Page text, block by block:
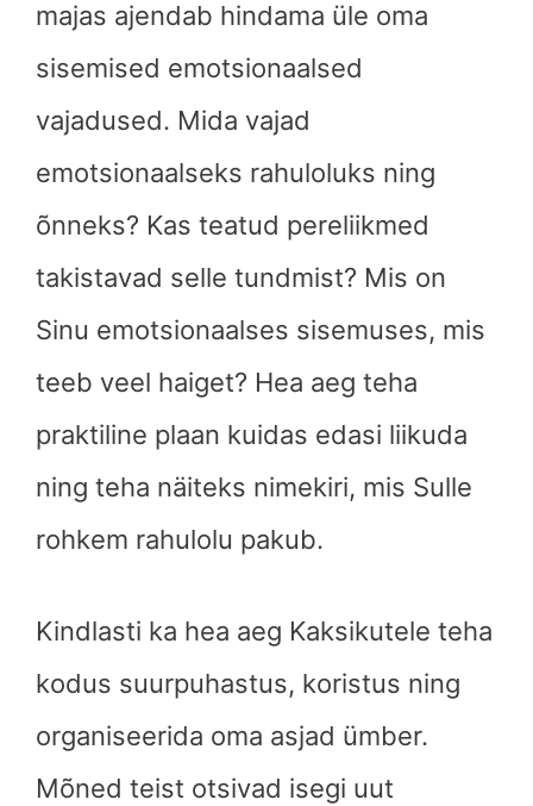
majas ajendab hindama üle oma
sisemised emotsionaalsed
vajadused. Mida vajad
emotsionaalseks rahuloluks ning
õnneks? Kas teatud pereliikmed
takistavad selle tundmist? Mis on
Sinu emotsionaalses sisemuses, mis
teeb veel haiget? Hea aeg teha
praktiline plaan kuidas edasi liikuda
ning teha näiteks nimekiri, mis Sulle
rohkem rahulolu pakub.
Kindlasti ka hea aeg Kaksikutele teha
kodus suurpuhastus, koristus ning
organiseerida oma asjad ümber.
Mõned teist otsivad isegi uut